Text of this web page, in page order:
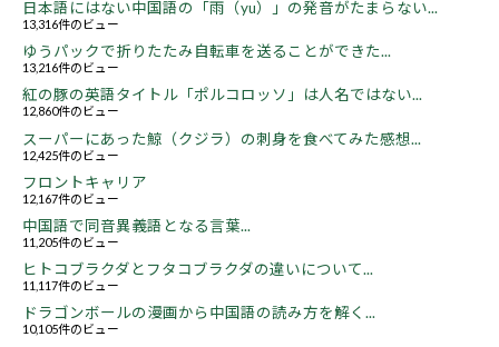
日本語にはない中国語の「雨（yu）」の発音がたまらない...
13,316件のビュー
ゆうパックで折りたたみ自転車を送ることができた...
13,216件のビュー
紅の豚の英語タイトル「ポルコロッソ」は人名ではない...
12,860件のビュー
スーパーにあった鯨（クジラ）の刺身を食べてみた感想...
12,425件のビュー
フロントキャリア
12,167件のビュー
中国語で同音異義語となる言葉...
11,205件のビュー
ヒトコブラクダとフタコブラクダの違いについて...
11,117件のビュー
ドラゴンボールの漫画から中国語の読み方を解く...
10,105件のビュー